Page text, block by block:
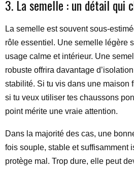
3. La semelle : un détail qui
La semelle est souvent sous-
rôle essentiel. Une semelle légère
usage calme et intérieur. Une
robuste offrira davantage
stabilité. Si tu vis dans une maison
si tu veux utiliser tes chaussons
point mérite une vraie attention.
Dans la majorité des cas, une
fois souple, stable et suffisamment
protège mal. Trop dure, elle peut